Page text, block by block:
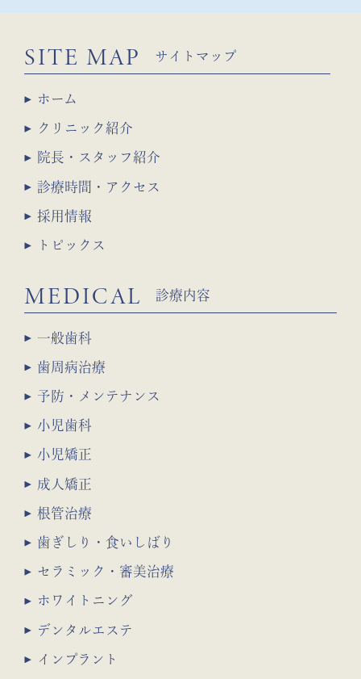
SITE MAP サイトマップ
ホーム
クリニック紹介
院長・スタッフ紹介
診療時間・アクセス
採用情報
トピックス
MEDICAL 診療内容
一般歯科
セラミック・審美治療
歯周病治療
ホワイトニング
予防・メンテナンス
デンタルエステ
小児歯科
インプラント
小児矯正
成人矯正
根管治療
歯ぎしり・食いしばり